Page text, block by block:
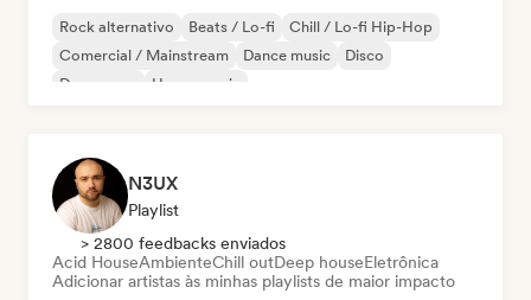
Rock alternativo Beats / Lo-fi
Chill / Lo-fi Hip-Hop
Comercial / Mainstream
Dance music
Disco
Dream pop
House music
N3UX
Playlist
> 2800 feedbacks enviados
Acid HouseAmbienteChill outDeep houseEletrônica
Adicionar artistas às minhas playlists de maior impacto